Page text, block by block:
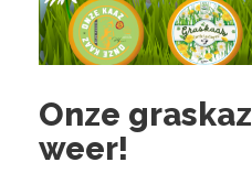
Quality and CSR
Onze
weer!